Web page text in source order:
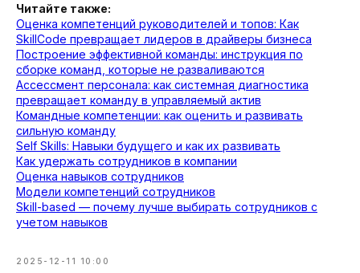
Читайте также:
Оценка компетенций руководителей и топов: Как
SkillCode превращает лидеров в драйверы бизнеса
Построение эффективной команды: инструкция по
сборке команд, которые не разваливаются
Ассессмент персонала: как системная диагностика
превращает команду в управляемый актив
Командные компетенции: как оценить и развивать
сильную команду
Self Skills: Навыки будущего и как их развивать
Как удержать сотрудников в компании
Оценка навыков сотрудников
Модели компетенций сотрудников
Skill-based — почему лучше выбирать сотрудников с
учетом навыков
2025-12-11 10:00